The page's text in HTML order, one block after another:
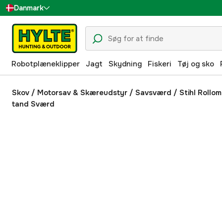
Danmark
Sverige
Suomi
Norge
Deutschland
Robotplæneklipper Jagt Skydning Fiskeri Tøj og sko
Skov / Motorsav & Skæreudstyr / Savsværd / Stihl
tand Sværd